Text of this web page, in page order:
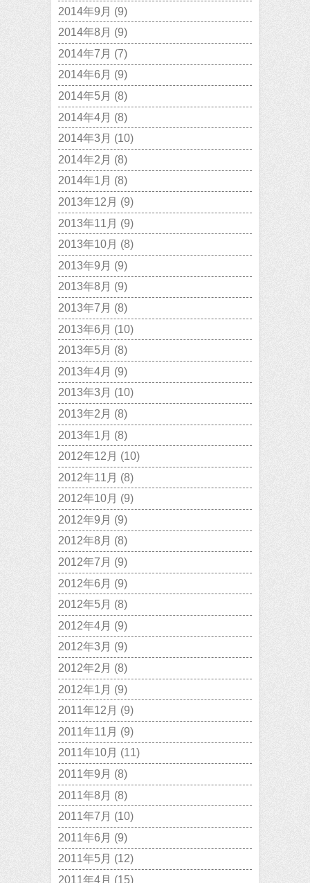
2014年9月 (9)
2014年8月 (9)
2014年7月 (7)
2014年6月 (9)
2014年5月 (8)
2014年4月 (8)
2014年3月 (10)
2014年2月 (8)
2014年1月 (8)
2013年12月 (9)
2013年11月 (9)
2013年10月 (8)
2013年9月 (9)
2013年8月 (9)
2013年7月 (8)
2013年6月 (10)
2013年5月 (8)
2013年4月 (9)
2013年3月 (10)
2013年2月 (8)
2013年1月 (8)
2012年12月 (10)
2012年11月 (8)
2012年10月 (9)
2012年9月 (9)
2012年8月 (8)
2012年7月 (9)
2012年6月 (9)
2012年5月 (8)
2012年4月 (9)
2012年3月 (9)
2012年2月 (8)
2012年1月 (9)
2011年12月 (9)
2011年11月 (9)
2011年10月 (11)
2011年9月 (8)
2011年8月 (8)
2011年7月 (10)
2011年6月 (9)
2011年5月 (12)
2011年4月 (15)